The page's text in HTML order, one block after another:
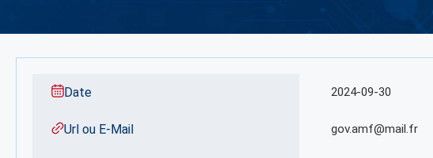
Date 2024-09-30
Url ou E-Mail gov.amf@mail.fr